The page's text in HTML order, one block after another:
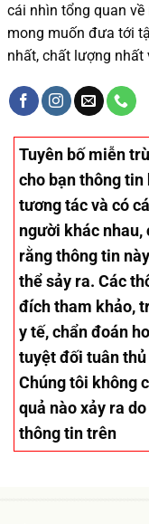
cái nhìn tổng quan
mong muốn đưa tới
nhất, chất lượng
Tuyên bố miễn
cho bạn thông tin
tương tác và có
người khác
rằng thông tin
thể sảy ra. Các
đích tham khảo,
y tế, chẩn đoán
tuyệt đối tuân
Chúng tôi không
quả nào xảy ra
thông tin trên